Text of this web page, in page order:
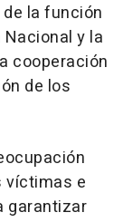
la función
y la
cooperación
de los
víctimas e
garantizar